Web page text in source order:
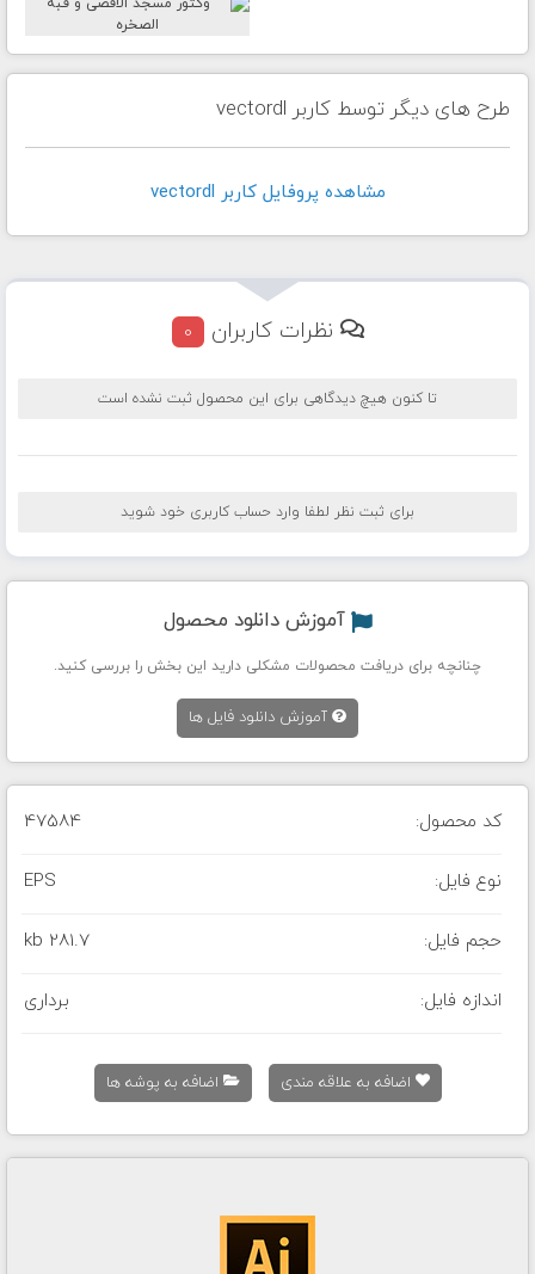
طرح های دیگر توسط کاربر vectordl
مشاهده پروفايل کاربر vectordl
نظرات کاربران 0
تا کنون هیچ دیدگاهی برای این محصول ثبت نشده است
برای ثبت نظر لطفا وارد حساب کاربری خود شوید
آموزش دانلود محصول
چنانچه برای دریافت محصولات مشکلی دارید این بخش را بررسی کنید.
آموزش دانلود فایل ها
کد محصول: 47584
نوع فایل: EPS
حجم فایل: 281.7 kb
اندازه فایل: برداری
اضافه به علاقه مندی اضافه به پوشه ها